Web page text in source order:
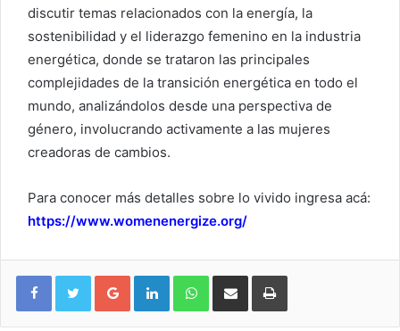
discutir temas relacionados con la energía, la
sostenibilidad y el liderazgo femenino en la industria
energética, donde se trataron las principales
complejidades de la transición energética en todo el
mundo, analizándolos desde una perspectiva de
género, involucrando activamente a las mujeres
creadoras de cambios.
Para conocer más detalles sobre lo vivido ingresa acá:
https://www.womenenergize.org/
Google+ LinkedIn WhatsApp